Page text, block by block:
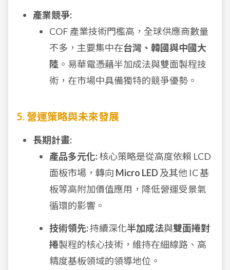
產業競爭:
COF 產業技術門檻高，全球供應商數量
不多，主要集中在台灣、韓國與中國大
陸 。易華電憑藉半加成法與雙面製程技
術，在市場中具備獨特的競爭優勢。
5. 營運策略與未來發展
長期計畫:
產品多元化:核心策略是從高度依賴 LCD
面板市場，轉向 Micro LED及其他 IC 基
板等高附加價值應用，降低營運受景氣
循環的影響。
技術領先:持續深化半加成法與雙面捲對
捲製程的核心技術，維持在細線路、高
精度基板領域的領導地位。